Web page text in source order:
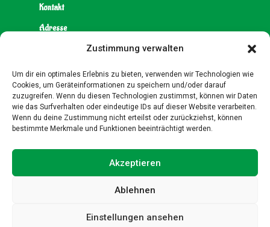
Zustimmung verwalten
Um dir ein optimales Erlebnis zu bieten, verwenden wir Technologien wie
Cookies, um Geräteinformationen zu speichern und/oder darauf
zuzugreifen. Wenn du diesen Technologien zustimmst, können wir Daten
wie das Surfverhalten oder eindeutige IDs auf dieser Website verarbeiten.
Wenn du deine Zustimmung nicht erteilst oder zurückziehst, können
bestimmte Merkmale und Funktionen beeinträchtigt werden.
Akzeptieren
Ablehnen
Einstellungen ansehen
Kontakt
Adresse
Hoppediz-Wache e.V.
D-40472 Düsseldorf
E-Mail